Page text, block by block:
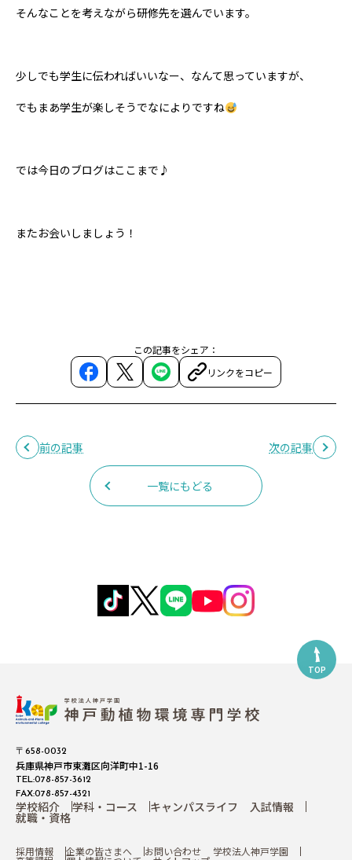
そんなことを考えながら研修先を選んでいます。
少しでも学生に伝わればいいなー、なんて思っていますが、
でもまあ学生が楽しそうでなによりですね
では今日のブログはここまで♪
またお会いしましょう！
この記事をシェア：
リンクをコピー
前の記事
一覧にもどる
次の記事
TOP
〒658-0032
兵庫県神戸市東灘区向洋町中1-16
TEL:078-857-3612
FAX:078-857-4321
学校紹介 学科・コース キャンパスライフ 入試情報
就職・資格
採用情報 企業の皆さまへ お問い合わせ 学校法人神戸学園